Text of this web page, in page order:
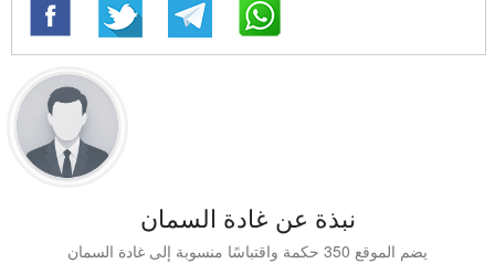
نبذة عن غادة السمان
يضم الموقع 350 حكمة واقتباسًا منسوبة إلى غادة السمان